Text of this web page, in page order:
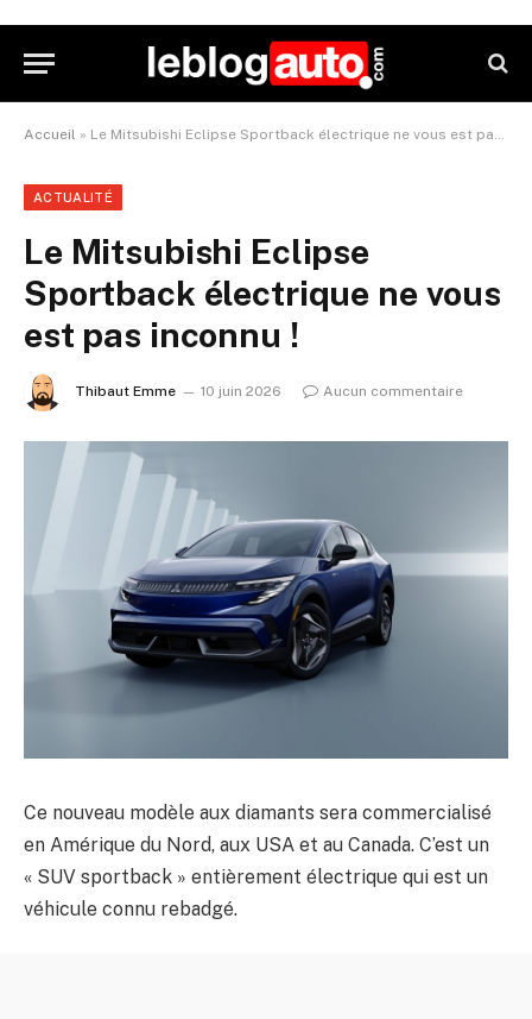
Accueil » Le Mitsubishi Eclipse Sportback électrique ne vous est pas inconnu !
ACTUALITÉ
Le Mitsubishi Eclipse
Sportback électrique ne vous
est pas inconnu !
Thibaut Emme 10 juin 2026 Aucun commentaire
Ce nouveau modèle aux diamants sera commercialisé
en Amérique du Nord, aux USA et au Canada. C’est un
« SUV sportback » entièrement électrique qui est un
véhicule connu rebadgé.